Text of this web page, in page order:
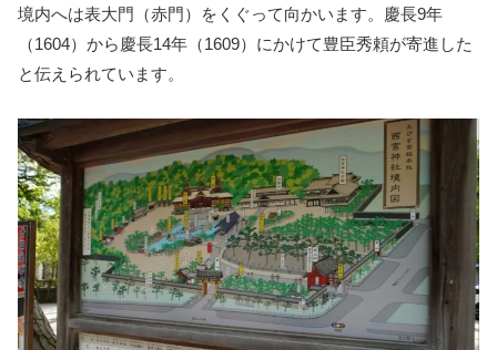
境内へは表大門（赤門）をくぐって向かいます。慶長9年
（1604）から慶長14年（1609）にかけて豊臣秀頼が寄進した
と伝えられています。